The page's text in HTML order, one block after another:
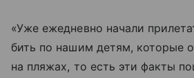
«Уже ежедневно начали
бить по нашим детям, которые
на пляжах, то есть эти факты